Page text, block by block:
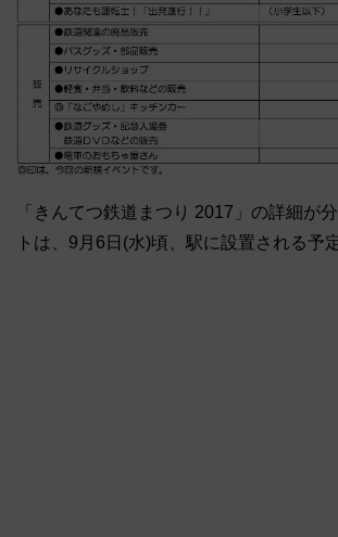
「きんてつ鉄道まつり 2017」の詳細が
トは、9月6日(水)頃、駅に設置される予